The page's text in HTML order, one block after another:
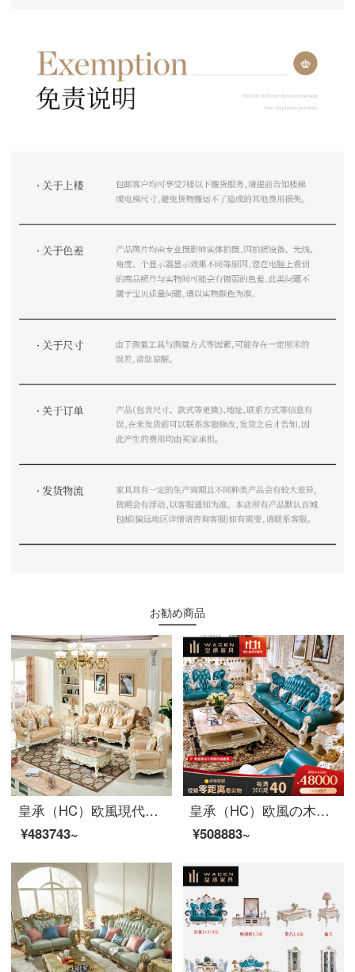
お勧め商品
皇承（HC）欧風現代高級客間ソファ皮芸実木ソファ866 123ソファ1.3長何2.2テレビキャビネット1.3円テーブル6食事椅子
¥483743~
皇承（HC）欧風の木のソファフランス式宮廷の新しい古典中国式の本革ソファ家具168法式宮廷の原木彫刻ソファ/124セット
¥508883~